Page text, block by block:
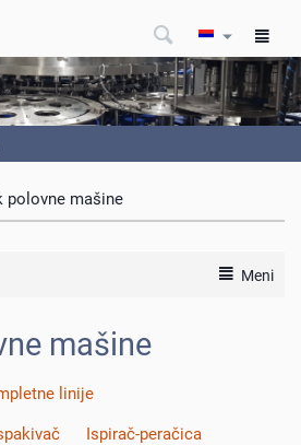
polovne mašine
Meni
mašine
linije
Ispirač-peračica